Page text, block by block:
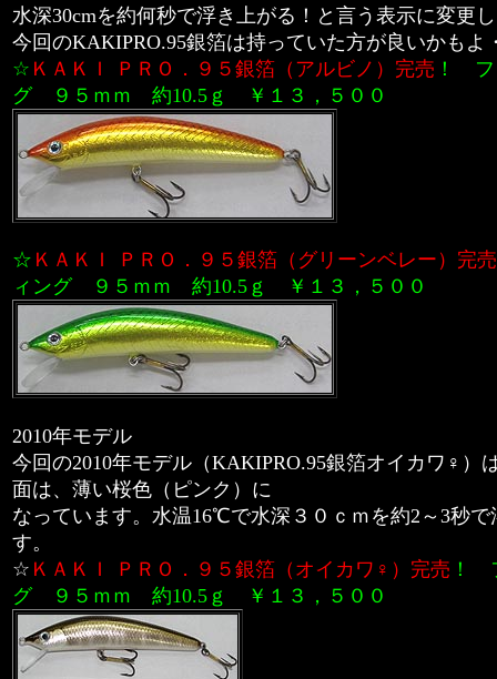
水深30cmを約何秒で浮き上がる！と言う表示に変更
今回のKAKIPRO.95銀箔は持っていた方が良いかもよ
☆ ＫＡＫＩ ＰＲＯ．９５銀箔（アルビノ） 完売 ！
グ ９５ｍｍ 約10.5ｇ
￥１３，５００
☆ ＫＡＫＩ ＰＲＯ．９５銀箔（グリーンベレー） 完売
ィング ９５ｍｍ 約10.5ｇ ￥１３，５００
2010年モデル
今回の2010年モデル（KAKIPRO.95銀箔オイカワ♀）
面は、薄い桜色（ピンク）に
なっています。水温16℃で水深３０ｃｍを約2～3秒で
す。
☆ ＫＡＫＩ ＰＲＯ．９５銀箔（オイカワ♀） 完売 ！
グ ９５ｍｍ 約10.5ｇ
￥１３，５００